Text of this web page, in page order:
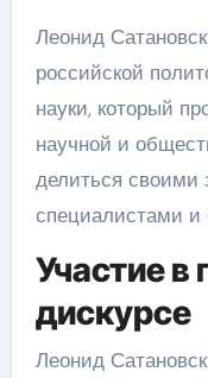
Леонид
российской
науки, который
научной и
делиться своими
специалистами и
Участие в
дискурсе
Леонид